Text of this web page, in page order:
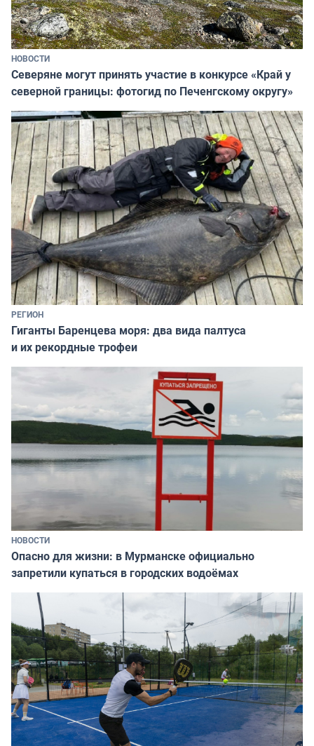
НОВОСТИ
Северяне могут принять участие в конкурсе «Край у
северной границы: фотогид по Печенгскому округу»
РЕГИОН
Гиганты Баренцева моря: два вида палтуса
и их рекордные трофеи
НОВОСТИ
Опасно для жизни: в Мурманске официально
запретили купаться в городских водоёмах